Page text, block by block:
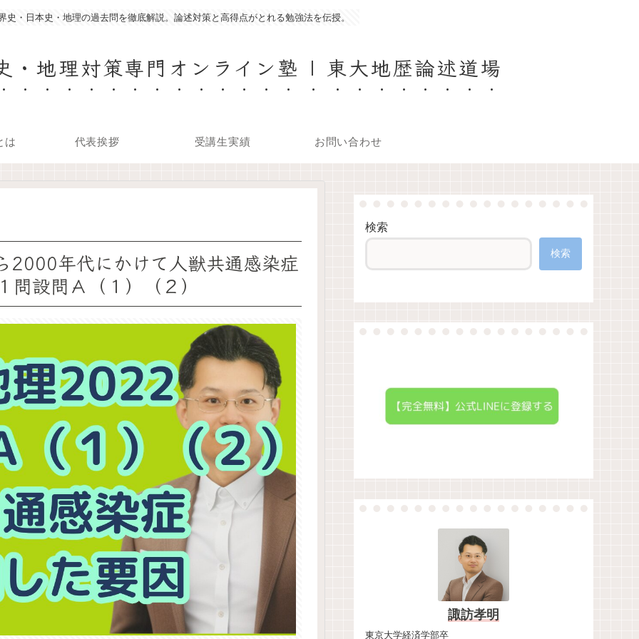
史・日本史・地理の過去問を徹底解説。論述対策と高得点がとれる勉強法を伝授。
・地理対策専門オンライン塾 | 東大地歴論述道場
は 代表挨拶 受講生実績 お問い合わせ
年代にかけて人獣共通感染症
設問Ａ（１）（２）
検索
検索
諏訪孝明
東京大学経済学部卒